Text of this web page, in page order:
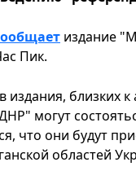
издание
Пик.
близких
могут
что они будут
областей